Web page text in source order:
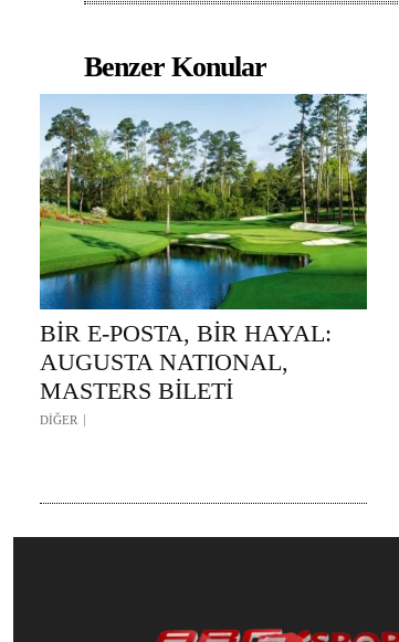
Benzer Konular
BİR E-POSTA, BİR HAYAL:
AUGUSTA NATIONAL,
MASTERS BİLETİ
DİĞER